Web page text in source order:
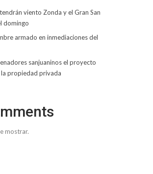
viento Zonda y el Gran San
domingo
armado en inmediaciones del
sanjuaninos el proyecto
propiedad privada
mostrar.